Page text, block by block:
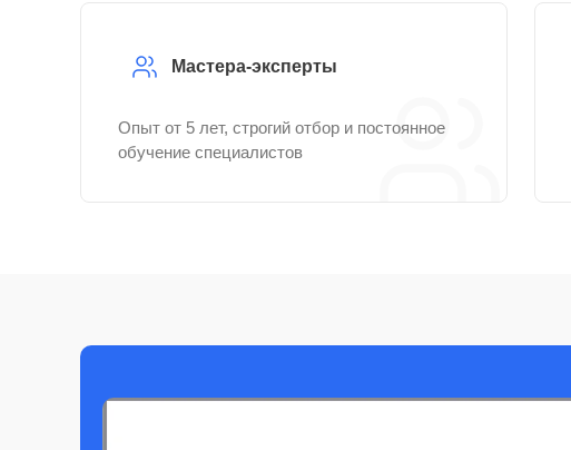
Мастера-эксперты
Опыт от 5 лет, строгий отбор и постоянное
обучение специалистов